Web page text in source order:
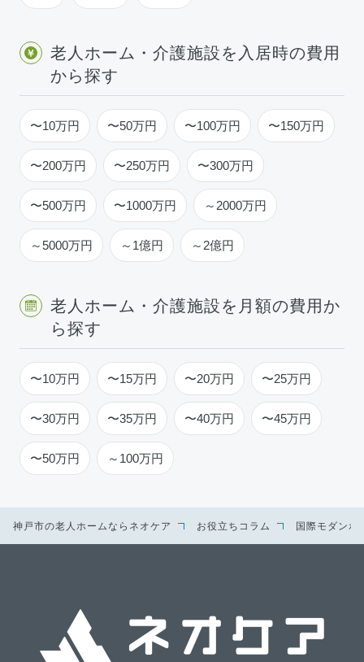
老人ホーム・介護施設を入居時の費用
から探す
〜10万円 〜50万円 〜100万円 〜150万円
〜200万円 〜250万円 〜300万円
〜500万円 〜1000万円 ～2000万円
～5000万円 ～1億円 ～2億円
老人ホーム・介護施設を月額の費用か
ら探す
〜10万円 〜15万円 〜20万円 〜25万円
〜30万円 〜35万円 〜40万円 〜45万円
〜50万円 ～100万円
神戸市の老人ホームならネオケア お役立ちコラム 国際モダンホ